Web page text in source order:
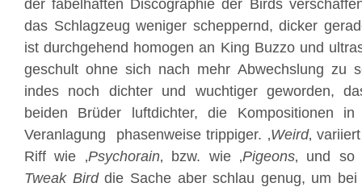
der fabelhaften Discographie der Birds
das Schlagzeug weniger scheppernd, dicker
ist durchgehend homogen an King Buzzo und
geschult ohne sich nach mehr Abwechslung zu
indes noch dichter und wuchtiger geworden,
beiden Brüder luftdichter, die Kompositionen in
Veranlagung phasenweise trippiger. ‚Weird‚
Riff wie ‚Psychorain‚ bzw. wie ‚Pigeons‚ und so
Tweak Birddie Sache aber schlau genug, um bei